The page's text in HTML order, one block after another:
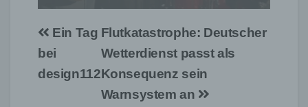
Beitragsnavigation
Flutkatastrophe: Deutscher
Wetterdienst passt als
Konsequenz sein
Warnsystem an
Ein Tag
bei
design112